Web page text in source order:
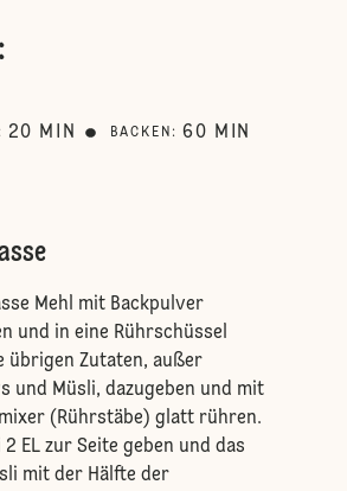
: 20 MIN BACKEN : 60 MIN
Mehl mit Backpulver
und in eine Rührschüssel
übrigen Zutaten, außer
und Müsli, dazugeben und mit
(Rührstäbe) glatt rühren.
2 EL zur Seite geben und das
mit der Hälfte der